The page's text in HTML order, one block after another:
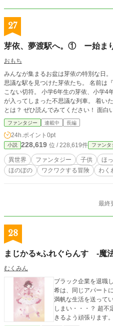
27
芽依、夢渡駅へ。① ー始ま
おもち
みんなが集まるお盆は芽依の特別な日
思議な駅を見つけた芽依たち。 名前は
こない切符。 小学6年生の芽依、小学4
が入ってしまった不思議な列車。 着い
とは？ ぜひ読んでみてください！ 面白
りお願いします！
ファンタジー 連載中 長編
24h.ポイント 0pt
小説 228,619 位 / 228,619件 ファンタ
異世界 ファンタジー 子供 ほ
ほのぼの
ワクワクする冒険 わく
最終
28
まじかる⭐︎ふれぐらんす -魔
むくみん
ブラック企業を退職
希は、同じアパート
満帆な生活を送って
しまい・・・？ 超不定期更新ですが、なるべく週一程度でで
きるよう頑張ります。